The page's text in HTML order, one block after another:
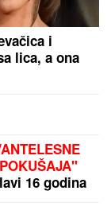
i
lica, a ona
16 godina